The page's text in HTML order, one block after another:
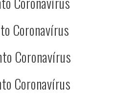
Coronavírus
Coronavírus
Coronavírus